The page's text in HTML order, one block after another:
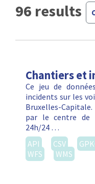
96 results
Chantiers et
Ce jeu de
incidents sur les
Bruxelles-
par le centre de
24h/24 …
API
CSV
WFS
WMS